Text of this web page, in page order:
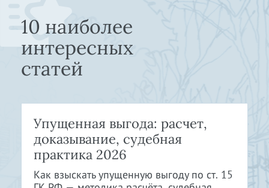
10 наиболее
интересных
статей
Упущенная выгода: расчет,
доказывание, судебная
практика 2026
Как взыскать упущенную выгоду по ст. 15